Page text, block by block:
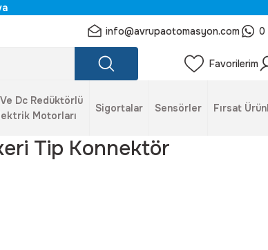
info@avrupaotomasyon.com 0
Favorilerim
Dc Redüktörlü
Motorları
Sigortalar Sensörler Fırsat
Tip Konnektör